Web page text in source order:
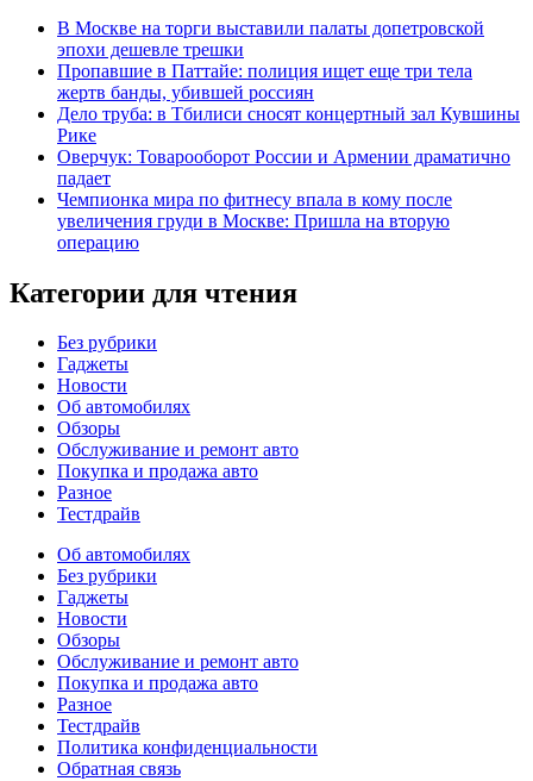
В Москве на торги выставили палаты допетровской
эпохи дешевле трешки
Пропавшие в Паттайе: полиция ищет еще три тела
жертв банды, убившей россиян
Дело труба: в Тбилиси сносят концертный зал Кувшины
Рике
Оверчук: Товарооборот России и Армении драматично
падает
Чемпионка мира по фитнесу впала в кому после
увеличения груди в Москве: Пришла на вторую
операцию
Категории для чтения
Без рубрики
Гаджеты
Новости
Об автомобилях
Обзоры
Обслуживание и ремонт авто
Покупка и продажа авто
Разное
Тестдрайв
Об автомобилях
Без рубрики
Гаджеты
Новости
Обзоры
Обслуживание и ремонт авто
Покупка и продажа авто
Разное
Тестдрайв
Политика конфиденциальности
Обратная связь